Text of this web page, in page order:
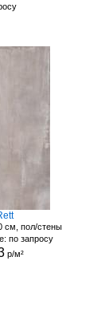
см, пол/стены
по запросу
р/м²